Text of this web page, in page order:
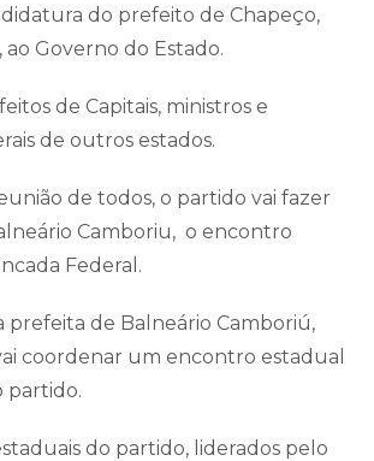
do prefeito de Chapeço,
ao Governo do Estado.
de Capitais, ministros e
de outros estados.
de todos, o partido vai fazer
Camboriu, o encontro
Federal.
prefeita de Balneário Camboriú,
coordenar um encontro estadual
partido.
do partido, liderados pelo